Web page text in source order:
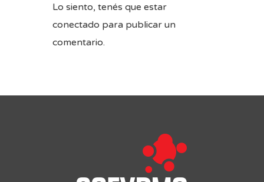
Lo siento, tenés que estar
conectado para publicar un
comentario.